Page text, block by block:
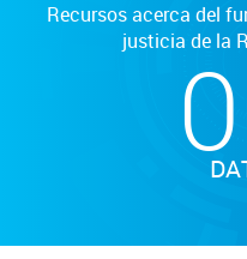
Recursos acerca del
justicia de la